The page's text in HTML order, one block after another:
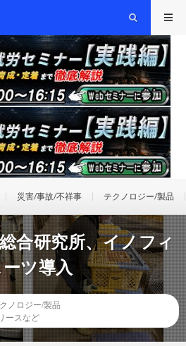
災害/事故/不祥事 テクノロジー/製品
合研究所、イノフィ
ツ導入
ノロジー/製品
ースなど